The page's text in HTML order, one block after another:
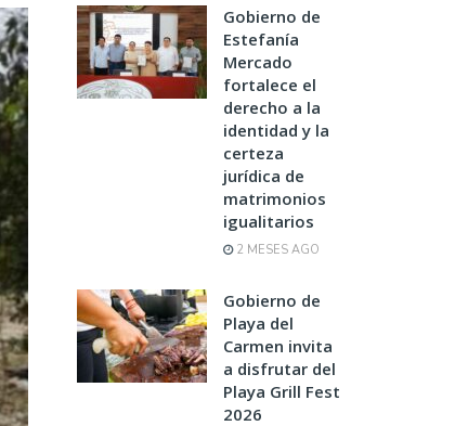
Gobierno de
Estefanía
Mercado
fortalece el
derecho a la
identidad y la
certeza
jurídica de
matrimonios
igualitarios
2 MESES AGO
Gobierno de
Playa del
Carmen invita
a disfrutar del
Playa Grill Fest
2026